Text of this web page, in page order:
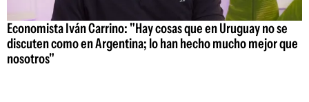
Economista Iván Carrino: "Hay cosas que en Uruguay no se
discuten como en Argentina; lo han hecho mucho mejor que
nosotros"